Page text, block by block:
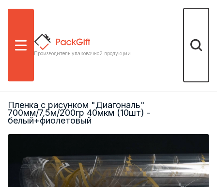
Меню
Производитель упаковочной продукции
Поиск
Пленка с рисунком "Диагональ"
700мм/7,5м/200гр 40мкм (10шт) -
белый+фиолетовый